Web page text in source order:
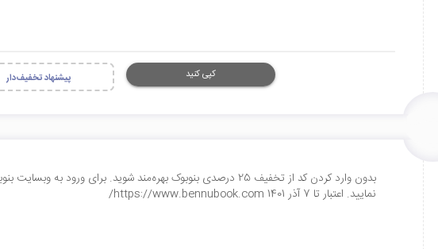
پیشنهاد تخفیف‌دار کپی کنید
بدون وارد کردن کد از تخفیف 25 درصدی بنوبوک بهره‌مند شوید. برای ورود به
نمایید. اعتبار تا 7 آذر 1401 https://www.bennubook.com/